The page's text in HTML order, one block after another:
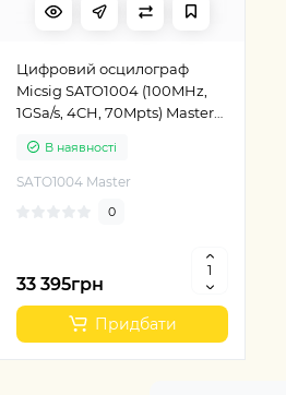
Цифровий осцилограф
Micsig SATO1004 (100MHz,
1GSa/s, 4CH, 70Mpts) Master
автомобілів
В наявності
SATO1004 Master
0
33 395грн
Придбати